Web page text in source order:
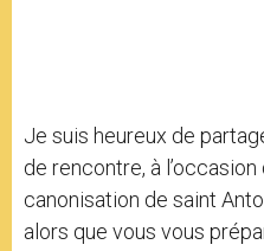
Je suis heureux de
de rencontre, à
canonisation de saint
alors que vous vous